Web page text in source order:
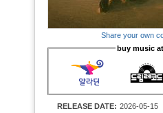
Share your own
buy music at
RELEASE DATE: 2026-05-15